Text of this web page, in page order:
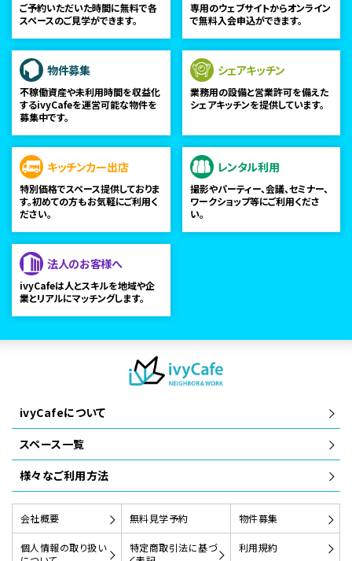
ご予約いただいた時間に無料で各
スペースのご見学ができます。
専用のウェブサイトからオンライン
で無料入会申込ができます。
物件募集
不稼働資産や未利用時間を収益化
するivyCafeを運営可能な物件を
募集中です。
シェアキッチン
業務用の設備と営業許可を備えた
シェアキッチンを提供しています。
キッチンカー出店
特別価格でスペース提供しておりま
す。初めての方もお気軽にご利用く
ださい。
レンタル利用
撮影やパーティー、会議、セミナー、
ワークショップ等にご利用くださ
い。
法人のお客様へ
ivyCafeは人とスキルを地域や企
業とリアルにマッチングします。
ivyCafeについて
スペース一覧
様々なご利用方法
会社概要 無料見学予約 物件募集
個人情報の取り扱い
特定商取引法に基づ
利用規約